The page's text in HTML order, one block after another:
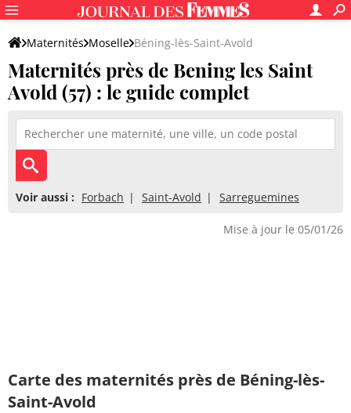
Maternités Moselle Béning-lès-Saint-Avold
Maternités près de Bening les Saint
Avold (57) : le guide complet
Voir aussi : Forbach Saint-Avold Sarreguemines
Mise à jour le 05/01/26
Carte des maternités près de Béning-lès-
Saint-Avold